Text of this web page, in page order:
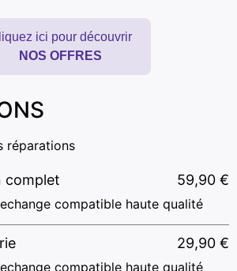
ici pour découvrir
NOS OFFRES
réparations
complet 59,90 €
compatible haute qualité
29,90 €
compatible haute qualité